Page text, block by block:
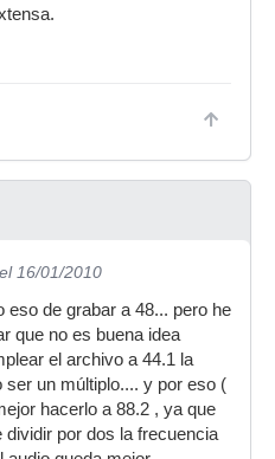
el 16/01/2010
eso de grabar a 48... pero he
que no es buena idea
el archivo a 44.1 la
un múltiplo.... y por eso (
hacerlo a 88.2 , ya que
por dos la frecuencia